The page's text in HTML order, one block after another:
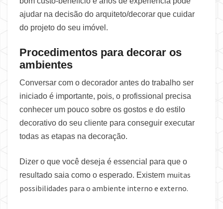
ajudar na decisão do arquiteto/decorar que cuidar
do projeto do seu imóvel.
Procedimentos para decorar os
ambientes
Conversar com o decorador antes do trabalho ser
iniciado é importante, pois, o profissional precisa
conhecer um pouco sobre os gostos e do estilo
decorativo do seu cliente para conseguir executar
todas as etapas na decoração.
Dizer o que você deseja é essencial para que o
resultado saia como o esperado. Existem muitas
possibilidades para o ambiente interno e externo.